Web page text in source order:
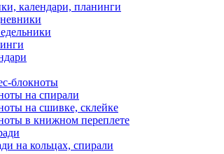
календари, планинги
блокноты
на спирали
на сшивке, склейке
в книжном переплете
на кольцах, спирали